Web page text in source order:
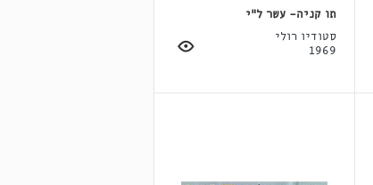
תו קניה- עשר ל"י
סטודיו רולי
1969